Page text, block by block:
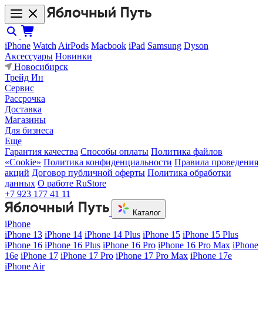
iPhone Watch AirPods Macbook iPad Samsung Dyson
Аксессуары Новинки
Новосибирск
Трейд Ин
Сервис
Рассрочка
Доставка
Магазины
Для бизнеса
Еще
Гарантия качества Способы оплаты Политика файлов
«Cookie» Политика конфиденциальности Правила проведения
акций Договор публичной оферты Политика обработки
данных О работе RuStore
+7 923 177 41 11
Каталог
iPhone
iPhone 13 iPhone 14 iPhone 14 Plus iPhone 15 iPhone 15 Plus
iPhone 16 iPhone 16 Plus iPhone 16 Pro iPhone 16 Pro Max iPhone
16e iPhone 17 iPhone 17 Pro iPhone 17 Pro Max iPhone 17e
iPhone Air